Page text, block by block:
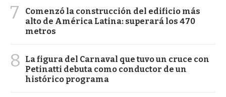
7
Comenzó la construcción del edificio más
alto de América Latina: superará los 470
metros
8
La figura del Carnaval que tuvo un cruce con
Petinatti debuta como conductor de un
histórico programa